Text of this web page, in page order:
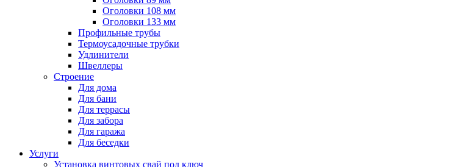
Оголовки 108 мм
Оголовки 133 мм
Профильные трубы
Термоусадочные трубки
Удлинители
Швеллеры
Строение
Для дома
Для бани
Для террасы
Для забора
Для гаража
Для беседки
Услуги
Установка винтовых свай под ключ